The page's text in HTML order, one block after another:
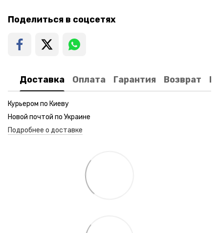
Поделиться в соцсетях
Доставка Оплата Гарантия Возврат
Курьером по Киеву
Новой почтой по Украине
Подробнее о доставке